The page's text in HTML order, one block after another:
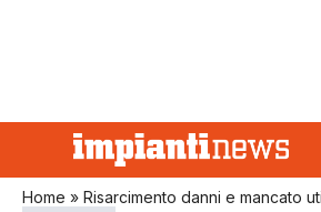
Home » Risarcimento danni e mancato